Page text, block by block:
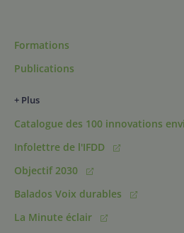
Formations
Publications
+ Plus
Catalogue des 100 innovations
Infolettre de l'IFDD
Objectif 2030
Balados Voix durables
La Minute éclair